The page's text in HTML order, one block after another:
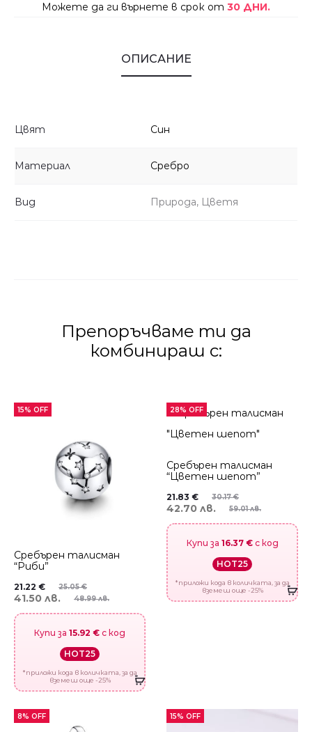
Можете да ги върнете в срок от 30 ДНИ.
ОПИСАНИЕ
Цвят Син
Материал Сребро
Вид Природа, Цветя
Препоръчваме ти да
комбинираш с:
15% OFF
Сребърен талисман
“Риби”
25.05€
21.22 €
48.99 лв.
41.50 лв.
Купи за 15.92 € с код
HOT25
*приложи кода в количката, за да
вземеш още -25%
28% OFF
Сребърен талисман
“Цветен шепот”
30.17€
21.83 €
59.01 лв.
42.70 лв.
Купи за 16.37 €с код
HOT25
*приложи кода в количката, за да
вземеш още -25%
8% OFF 15% OFF